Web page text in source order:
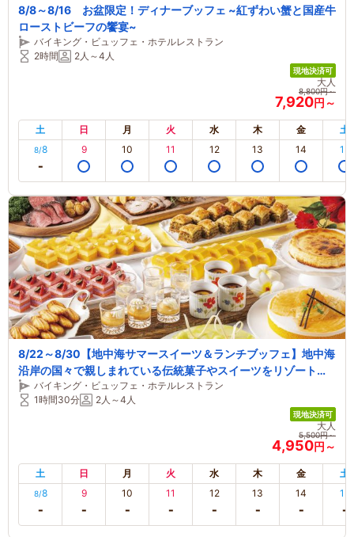
8/8～8/16 お盆限定！ディナーブッフェ ~紅ずわい蟹と国産牛
ローストビーフの饗宴~
バイキング・ビュッフェ・ホテルレストラン
2時間
2人～4人
現地決済可
大人
8,800円～
7,920円～
土 日 月 火 水 木 金 土
8/8 9 10 11 12 13 14 15
8/22～8/30【地中海サマースイーツ＆ランチブッフェ】地中海
沿岸の国々で親しまれている伝統菓子やスイーツをリゾート気
分でお楽しみいただけます。
バイキング・ビュッフェ・ホテルレストラン
1時間30分
2人～4人
現地決済可
大人
5,500円～
4,950円～
土 日 月 火 水 木 金 土
8/8 9 10 11 12 13 14 15